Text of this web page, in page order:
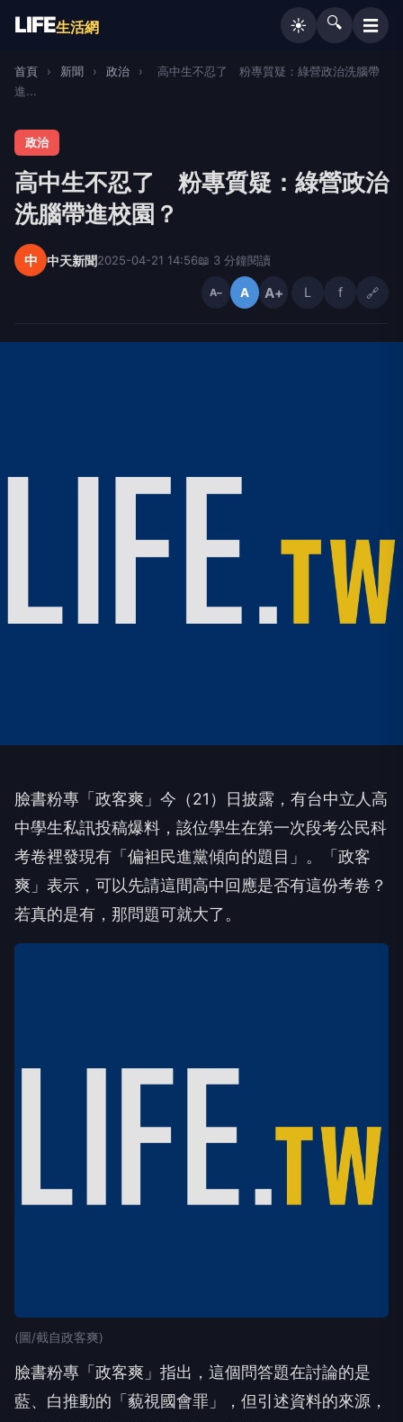
LIFE生活網 ☀️ 🔍 ☰
首頁 › 新聞 › 政治 ›
高中生不忍了 粉專質疑：綠營政治洗腦帶
進...
政治
高中生不忍了 粉專質疑：綠營政治
洗腦帶進校園？
中 中天新聞2025-04-21 14:56📖 3 分鐘閱讀
A− A A+ L f 🔗
臉書粉專「政客爽」今（21）日披露，有台中立人高
中學生私訊投稿爆料，該位學生在第一次段考公民科
考卷裡發現有「偏袒民進黨傾向的題目」。「政客
爽」表示，可以先請這間高中回應是否有這份考卷？
若真的是有，那問題可就大了。
(圖/截自政客爽)
臉書粉專「政客爽」指出，這個問答題在討論的是
藍、白推動的「藐視國會罪」，但引述資料的來源，